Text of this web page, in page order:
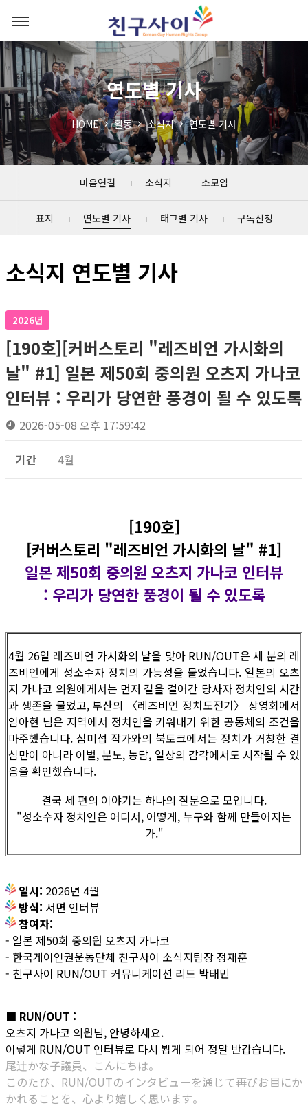
연도별 기사
HOME 활동 소식지 연도별 기사
마음연결 소식지 소모임
표지 연도별 기사 태그별 기사 구독신청
소식지 연도별 기사
2026년
[190호][커버스토리 "레즈비언 가시화의
날" #1] 일본 제50회 중의원 오츠지 가나코
인터뷰 : 우리가 당연한 풍경이 될 수 있도록
2026-05-08 오후 17:59:42
기간 4월
[190호]
[커버스토리 "레즈비언 가시화의 날" #1]
일본 제50회 중의원 오츠지 가나코 인터뷰
: 우리가 당연한 풍경이 될 수 있도록
4월 26일 레즈비언 가시화의 날을 맞아 RUN/OUT은 세 분의 레
즈비언에게 성소수자 정치의 가능성을 물었습니다. 일본의 오츠
지 가나코 의원에게서는 먼저 길을 걸어간 당사자 정치인의 시간
과 생존을 물었고, 부산의 〈레즈비언 정치도전기〉 상영회에서
임아현 님은 지역에서 정치인을 키워내기 위한 공동체의 조건을
마주했습니다. 심미섭 작가와의 북토크에서는 정치가 거창한 결
심만이 아니라 이별, 분노, 농담, 일상의 감각에서도 시작될 수 있
음을 확인했습니다.
결국 세 편의 이야기는 하나의 질문으로 모입니다.
"성소수자 정치인은 어디서, 어떻게, 누구와 함께 만들어지는
가."
일시: 2026년 4월
방식: 서면 인터뷰
참여자:
- 일본 제50회 중의원 오츠지 가나코
- 한국게이인권운동단체 친구사이 소식지팀장 정재훈
- 친구사이 RUN/OUT 커뮤니케이션 리드 박태민
■ RUN/OUT :
오츠지 가나코 의원님, 안녕하세요.
이렇게 RUN/OUT 인터뷰로 다시 뵙게 되어 정말 반갑습니다.
尾辻かな子議員、こんにちは。
このたび、RUN/OUTのインタビューを通じて再びお目にか
かれることを、心より嬉しく思います。